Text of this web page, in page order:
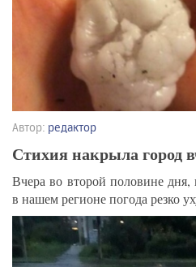
Автор: редактор
Стихия накрыла город
Вчера во второй половине
в нашем регионе погода резко